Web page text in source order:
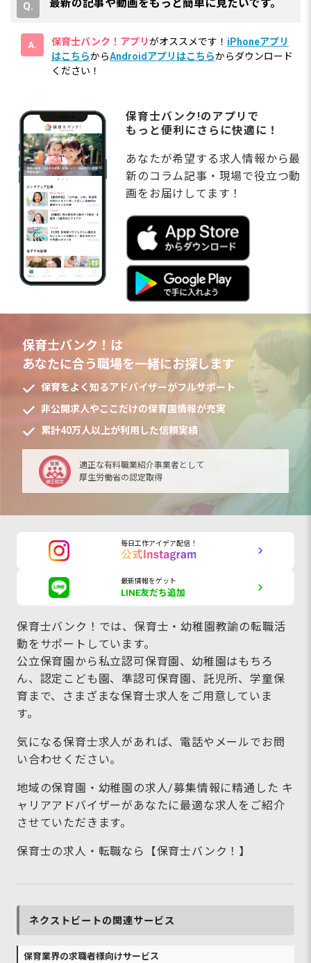
最新の記事や動画をもっと簡単に見たいです。
保育士バンク！アプリがオススメです！ iPhoneアプリ
はこちらからAndroidアプリはこちらからダウンロード
ください！
保育士バンク!のアプリで
もっと便利にさらに快適に！
あなたが希望する求人情報から最
新のコラム記事・現場で役立つ動
画をお届けしてます！
保育士バンク！は
あなたに合う職場を一緒にお探します
保育をよく知るアドバイザーがフルサポート
非公開求人やここだけの保育園情報が充実
累計40万人以上が利用した信頼実績
適正な有料職業紹介事業者として
厚生労働省の認定取得
毎日工作アイデア配信！
最新情報をゲット
LINE友だち追加
保育士バンク！では、保育士・幼稚園教諭の転職活
動をサポートしています。
公立保育園から私立認可保育園、幼稚園はもちろ
ん、認定こども園、準認可保育園、託児所、学童保
育まで、さまざまな保育士求人をご用意していま
す。
気になる保育士求人があれば、電話やメールでお問
い合わせください。
地域の保育園・幼稚園の求人/募集情報に精通した キ
ャリアアドバイザーがあなたに最適な求人をご紹介
させていただきます。
保育士の求人・転職なら【保育士バンク！】
ネクストビートの関連サービス
保育業界の求職者様向けサービス